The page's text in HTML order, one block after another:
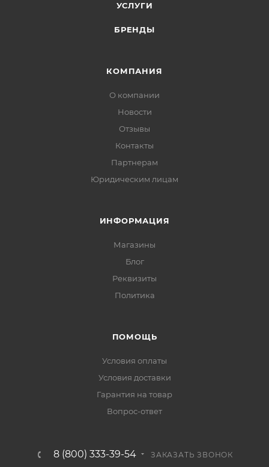
УСЛУГИ
БРЕНДЫ
КОМПАНИЯ
О компании
Новости
Отзывы
Контакты
Партнерам
Юридическим лицам
ИНФОРМАЦИЯ
Магазины
Блог
Реквизиты
Политика
ПОМОЩЬ
Условия оплаты
Условия доставки
Гарантия на товар
Вопрос-ответ
8 (800) 333-39-54 ЗАКАЗАТЬ ЗВОНОК